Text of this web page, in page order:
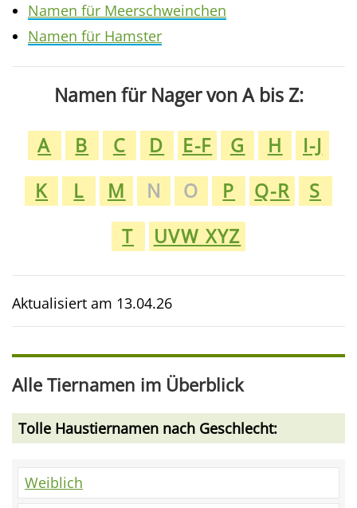
Namen für Meerschweinchen
Namen für Hamster
Namen für Nager von A bis Z:
A
B C D E-F G H
I-J
K
L M N O P Q-R
S
T
UVW XYZ
Aktualisiert am 13.04.26
Alle Tiernamen im Überblick
Tolle Haustiernamen nach Geschlecht:
Weiblich